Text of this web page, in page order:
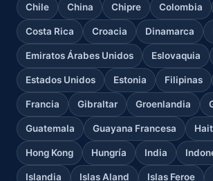
Chile China Chipre Colombia
Costa Rica Croacia Dinamarca
Emiratos Árabes Unidos Eslovaquia
Estados Unidos Estonia Filipinas
Francia Gibraltar Groenlandia
Guatemala Guayana Francesa
Hong Kong Hungría India
Islandia Islas Aland Islas Feroe